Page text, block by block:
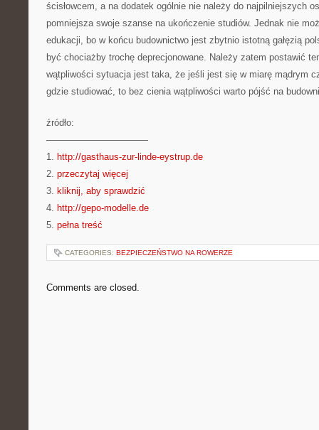
ścisłowcem, a na dodatek ogólnie nie należy do najpilniejszych
pomniejsza swoje szanse na ukończenie studiów. Jednak nie
edukacji, bo w końcu budownictwo jest zbytnio istotną gałęzią
być chociażby trochę deprecjonowane. Należy zatem postawić
wątpliwości sytuacja jest taka, że jeśli jest się w miarę mądrym
gdzie studiować, to bez cienia wątpliwości warto pójść na
źródło:
———————————
1. http://gasthaus-zur-linde-eystrup.de
2. przeczytaj więcej
3. kliknij, aby sprawdzić
4. http://gepo-modelle.de
5. pełna treść
CATEGORIES: BEZPIECZEŃSTWO NA ROWERZE
Comments are closed.